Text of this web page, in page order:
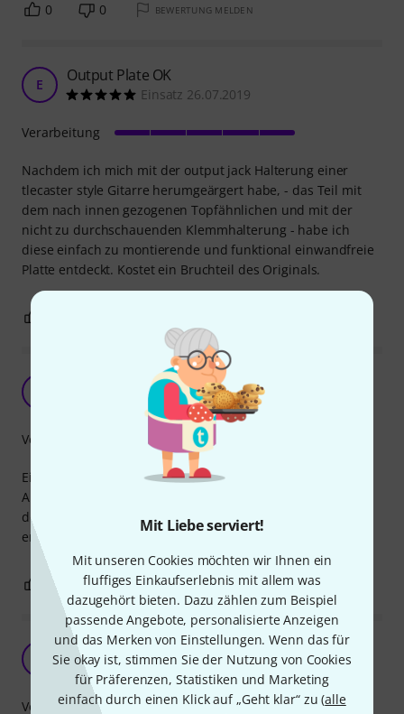
Mit Liebe serviert!
Mit unseren Cookies möchten wir Ihnen ein
fluffiges Einkaufserlebnis mit allem was
dazugehört bieten. Dazu zählen zum Beispiel
passende Angebote, personalisierte Anzeigen
und das Merken von Einstellungen. Wenn das für
Sie okay ist, stimmen Sie der Nutzung von Cookies
für Präferenzen, Statistiken und Marketing
einfach durch einen Klick auf „Geht klar“ zu (alle
0 0 BEWERTUNG MELDEN
E Output Plate OK
Einsatz 26.07.2019
Nachdem ich mich mit der output jack Halterung einer
tlecaster style Gitarre herumgeärgert habe, - das Teil mit
dem nach innen gezogenen Topfähnlichen und mit der
nicht zu durchschauenden Klemmhalterung - habe ich
diese einfach zu montierende und funktional einwandfreie
Platte entdeckt. Kostet ein Bruchteil des Originals.
Verarbeitung
the healer 21.03.2019
Eine sehr stabile Ausgangsbuchse aus Metall. Die
Ausgangsbuchse meiner Gitarre war aus Plastik und war
defekt. Dann habe ich mich für die Metallbuchse
entschieden. Guter Kauf, ich bin sehr zufrieden.
Verarbeitung
0 BEWERTUNG MELDEN
Stabil und sehr gut verarbeitet!
Klaus E. 531 17.01.2019
Verarbeitung